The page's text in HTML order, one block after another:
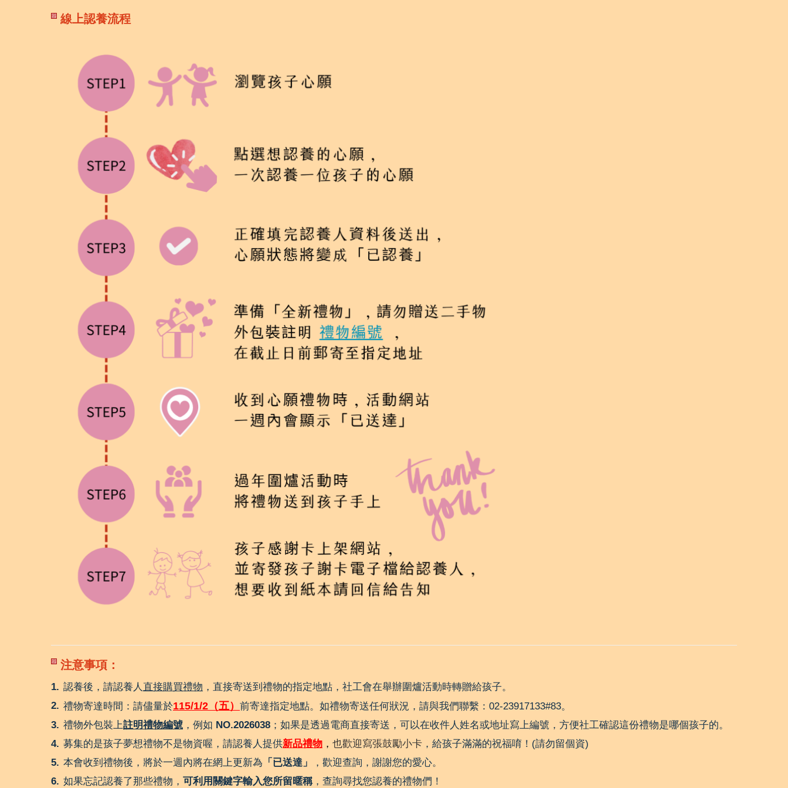
線上認養流程
注意事項：
認養後，請認養人 直接購買禮物 ，直接寄送到禮物的指定地點，社工會在舉辦圍爐活動時轉贈給孩子。
禮物寄達時間：請儘量於115/1/2（五） 前寄達指定地點。如禮物寄送任何狀況，請與我們聯繫：02-23917133#83。
禮物外包裝上註明禮物編號 ，例如 NO.2026038 ；如果是透過電商直接寄送，可以在收件人姓名或地址寫上編號，方便社工確認這份禮物是哪個孩子的。
募集的是孩子夢想禮物不是物資喔，請認養人提供新品禮物 ， 也歡迎寫張鼓勵小卡 ，給孩子滿滿的祝福唷！(請勿留個資)
本會收到禮物後，將於一週內將在網上更新為 「已送達」
，歡迎查詢，謝謝您的愛心。
如果忘記認養了那些禮物， 可利用關鍵字輸入您所留暱稱，查詢尋找您認養的禮物們！